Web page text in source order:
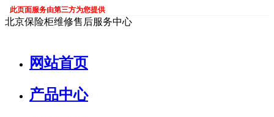
此页面服务由第三方为您提供
北京保险柜维修售后服务中心
网站首页
产品中心